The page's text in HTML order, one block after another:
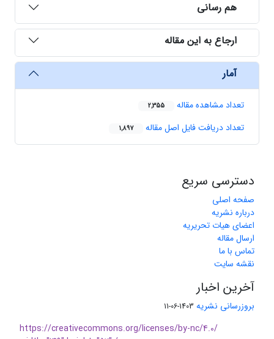
هم رسانی
ارجاع به این مقاله
آمار
تعداد مشاهده مقاله 2,355
تعداد دریافت فایل اصل مقاله 1,897
دسترسی سریع
صفحه اصلی
درباره نشریه
اعضای هیات تحریریه
ارسال مقاله
تماس با ما
نقشه سایت
آخرین اخبار
بروزرسانی نشریه 1403-06-11
https://creativecommons.org/licenses/by-nc/4.0/